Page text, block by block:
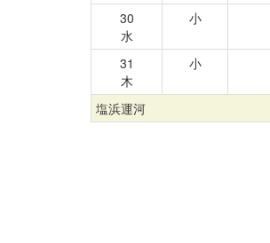
30
水
小
31
木
小
塩浜運河